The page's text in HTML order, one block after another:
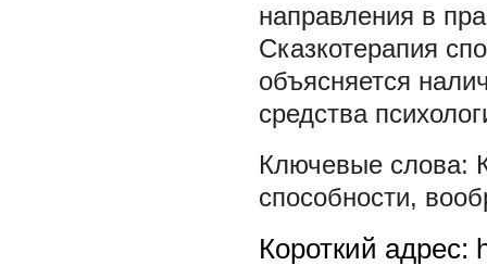
направления в
Сказкотерапия
объясняется
средства
способности,
Короткий адрес: